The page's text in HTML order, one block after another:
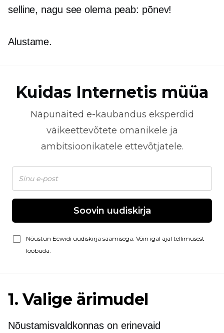
selline, nagu see olema peab: põnev!
Alustame.
Kuidas Internetis müüa
Näpunäited e-kaubandus eksperdid
väikeettevõtete omanikele ja
ambitsioonikatele ettevõtjatele.
Soovin uudiskirja
Nõustun Ecwidi uudiskirja saamisega. Võin igal ajal tellimusest
loobuda.
1. Valige ärimudel
Nõustamisvaldkonnas on erinevaid